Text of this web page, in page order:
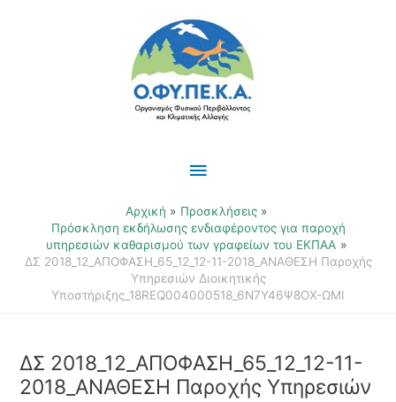
Κύριο
Μενού
Αρχική
Προσκλήσεις
Πρόσκληση εκδήλωσης ενδιαφέροντος για παροχή
υπηρεσιών καθαρισμού των γραφείων του ΕΚΠΑΑ
ΔΣ 2018_12_ΑΠΟΦΑΣΗ_65_12_12-11-2018_ΑΝΑΘΕΣΗ Παροχής
Υπηρεσιών Διοικητικής
Υποστήριξης_18REQ004000518_6Ν7Υ46Ψ8ΟΧ-ΩΜΙ
ΔΣ 2018_12_ΑΠΟΦΑΣΗ_65_12_12-11-
2018_ΑΝΑΘΕΣΗ Παροχής Υπηρεσιών